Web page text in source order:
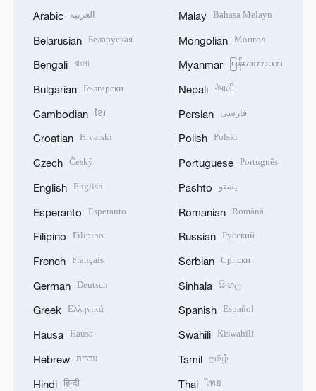
Arabic العربية
Belarusian Беларуская
Bengali বাংলা
Bulgarian Български
Cambodian ខ្មែរ
Croatian Hrvatski
Czech Český
English English
Esperanto Esperanto
Filipino Filipino
French Français
German Deutsch
Greek Ελληνικά
Hausa Hausa
Hebrew עברית
Hindi हिन्दी
Malay Bahasa Melayu
Mongolian Монгол
Myanmar မြန်မာဘာသာ
Nepali नेपाली
Persian فارسی
Polish Polski
Portuguese Português
Pashto پښتو
Romanian Română
Russian Русский
Serbian Српски
Sinhala සිංහල
Spanish Español
Swahili Kiswahili
Tamil தமிழ்
Thai ไทย